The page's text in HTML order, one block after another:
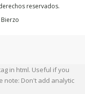
reservados.
in html. Useful if you
note: Don't add analytic